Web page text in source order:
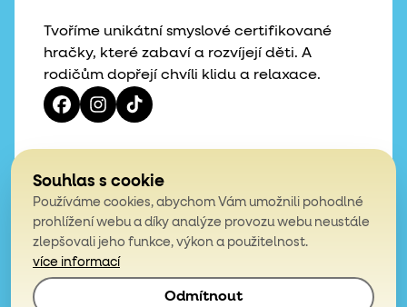
Tvoříme unikátní smyslové certifikované
hračky, které zabaví a rozvíjejí děti. A
rodičům dopřejí chvíli klidu a relaxace.
4,9
z celkem 200 hodnocení
© 2026, Mámy v rejži. Všechna práva vyhrazena.
Souhlas s cookie
Používáme cookies, abychom Vám umožnili pohodlné
prohlížení webu a díky analýze provozu webu neustále
zlepšovali jeho funkce, výkon a použitelnost.
více informací
Odmítnout